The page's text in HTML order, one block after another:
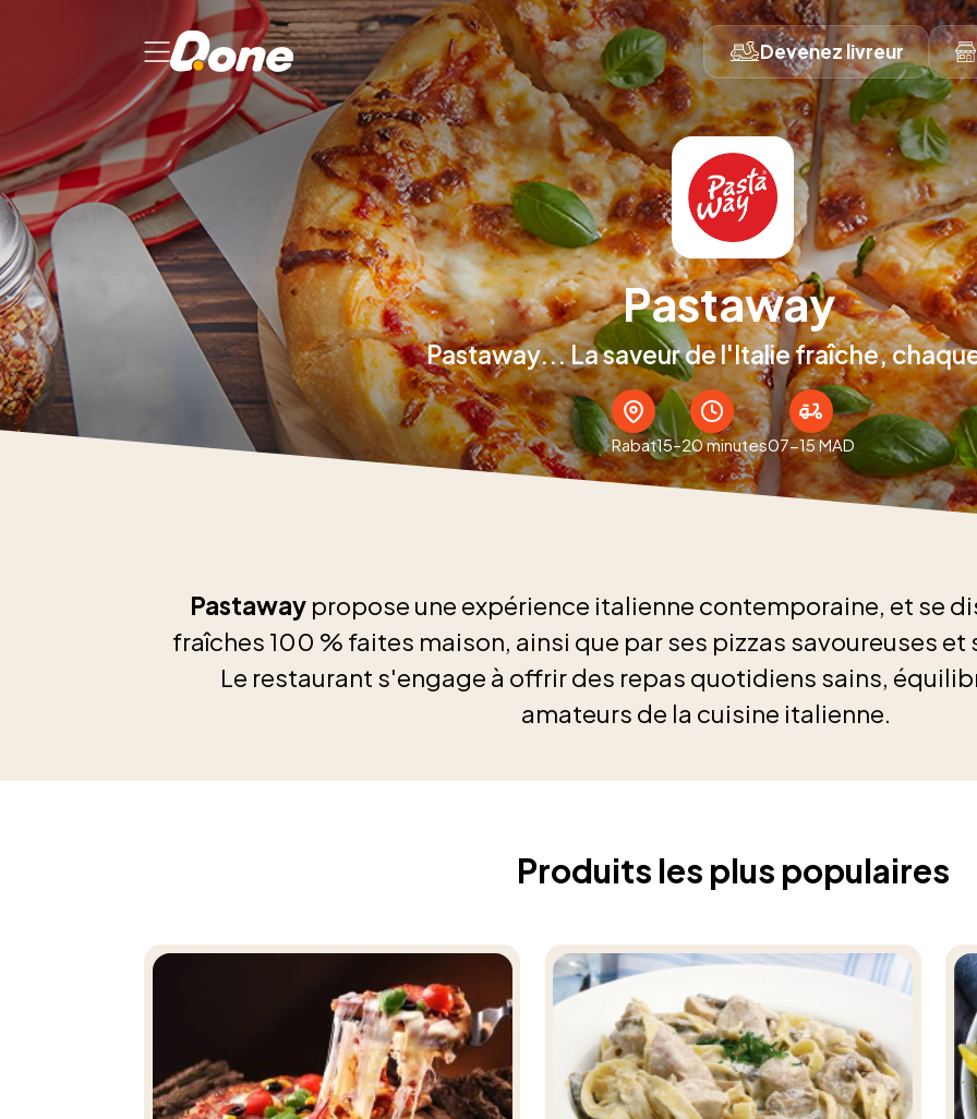
Devenez livreur
Pastaway
Pastaway... La saveur de l'Italie fraîche,
Rabat15–20 minutes07-15 MAD
Pastaway propose une expérience italienne contemporaine, et se
fraîches 100 % faites maison, ainsi que par ses pizzas savoureuses et
Le restaurant s'engage à offrir des repas quotidiens sains,
amateurs de la cuisine italienne.
Produits les plus populaires